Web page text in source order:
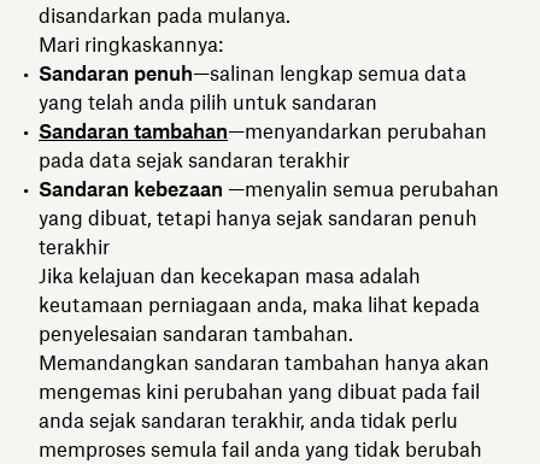
disandarkan pada mulanya.
Mari ringkaskannya:
Sandaran penuh—salinan lengkap semua data
yang telah anda pilih untuk sandaran
Sandaran tambahan—menyandarkan perubahan
pada data sejak sandaran terakhir
Sandaran kebezaan —menyalin semua perubahan
yang dibuat, tetapi hanya sejak sandaran penuh
terakhir
Jika kelajuan dan kecekapan masa adalah
keutamaan perniagaan anda, maka lihat kepada
penyelesaian sandaran tambahan.
Memandangkan sandaran tambahan hanya akan
mengemas kini perubahan yang dibuat pada fail
anda sejak sandaran terakhir, anda tidak perlu
memproses semula fail anda yang tidak berubah